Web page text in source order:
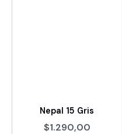
Nepal 15 Gris
$1.290,00